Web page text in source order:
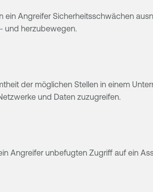
ein Angreifer Sicherheitsschwächen
und herzubewegen.
der möglichen Stellen in einem
und Daten zuzugreifen.
Angreifer unbefugten Zugriff auf ein